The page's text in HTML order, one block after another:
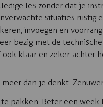
les zonder dat je
situaties rustig
invoegen en
bezig met de
klaar en zeker achter
dan je denkt.
pakken. Beter een